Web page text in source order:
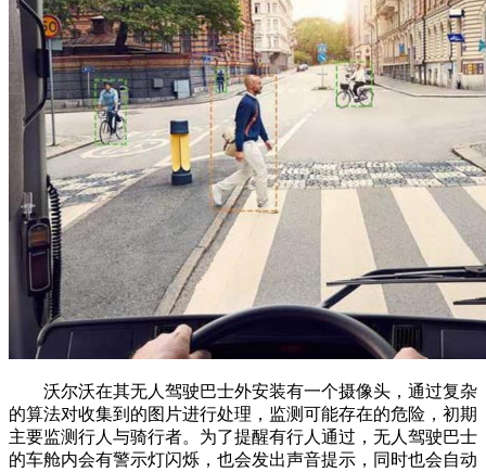
沃尔沃在其无人驾驶巴士外安装有一个摄像头，通过复杂
的算法对收集到的图片进行处理，监测可能存在的危险，初期
主要监测行人与骑行者。为了提醒有行人通过，无人驾驶巴士
的车舱内会有警示灯闪烁，也会发出声音提示，同时也会自动